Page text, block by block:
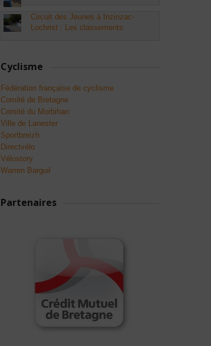
Circuit des Jeunes à Inzinzac-
Lochrist : Les classements
Cyclisme
Fédération française de cyclisme
Comité de Bretagne
Comité du Morbihan
Ville de Lanester
Sportbreizh
Directvélo
Vélostory
Warren Barguil
Partenaires